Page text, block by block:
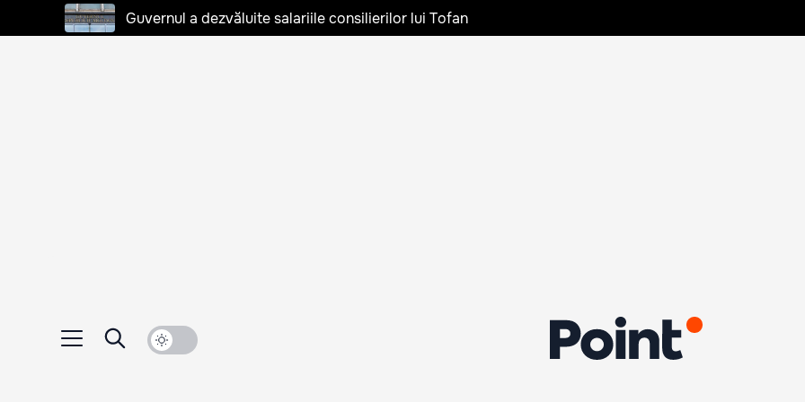
Guvernul a dezvăluite salariile consilierilor lui Tofan